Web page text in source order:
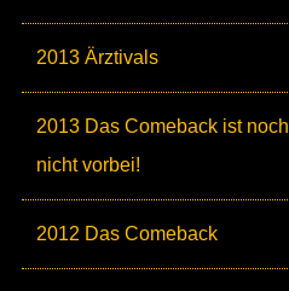
2013 Ärztivals
2013 Das Comeback ist noch
nicht vorbei!
2012 Das Comeback